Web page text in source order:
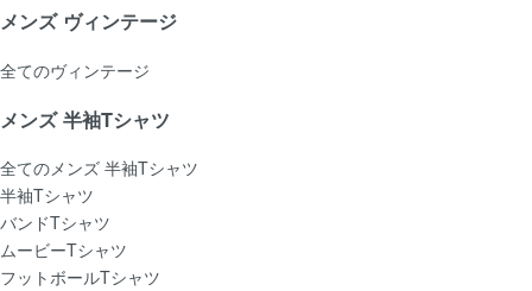
メンズ ヴィンテージ
全てのヴィンテージ
メンズ 半袖Tシャツ
全てのメンズ 半袖Tシャツ
半袖Tシャツ
バンドTシャツ
ムービーTシャツ
フットボールTシャツ